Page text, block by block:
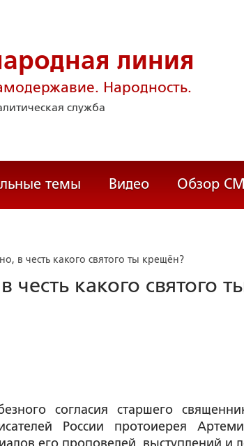
линия
Народность.
служба
темы Видео Обзор
в честь какого святого ты крещён?
честь какого святого
согласия старшего
России протоиерея
его проповедей, выступлений и